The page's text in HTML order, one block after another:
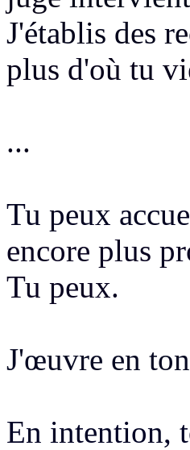
J'établis des
plus d'où tu
...
Tu peux
encore plus
Tu peux.
J'œuvre en
En intention,